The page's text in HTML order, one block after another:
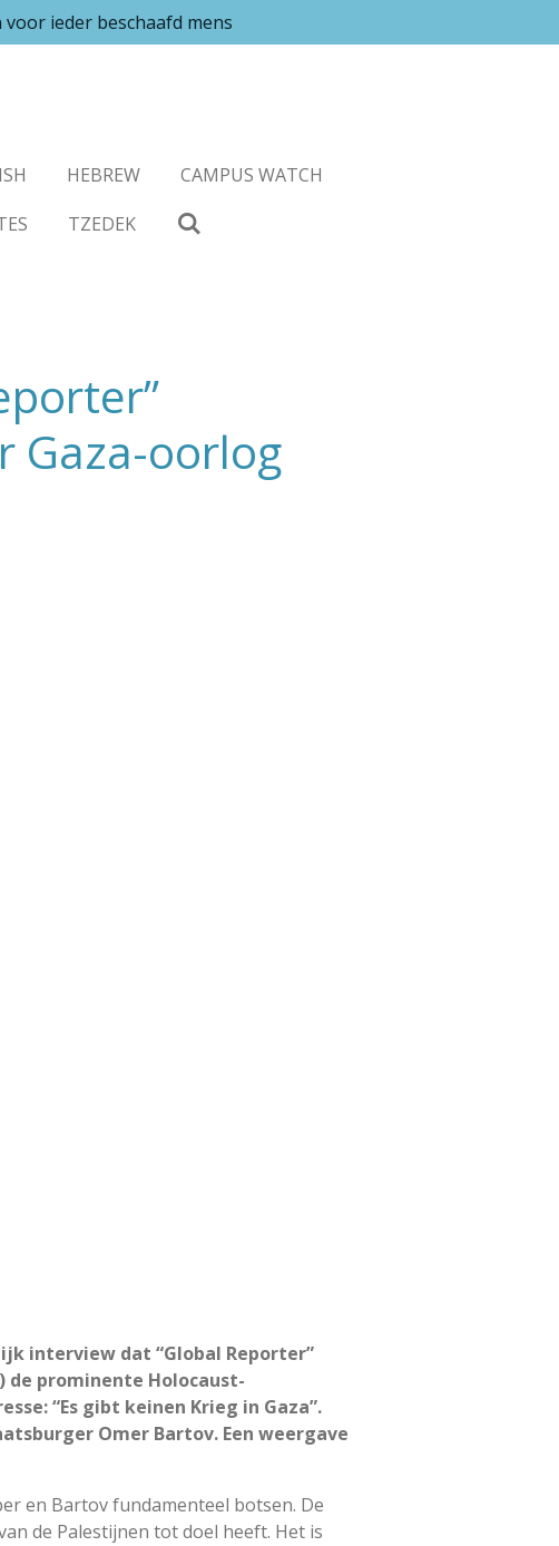
ieder beschaafd mens
HEBREW
CAMPUS WATCH
TZEDEK
Gaza-oorlog
interview dat “Global Reporter”
de prominente Holocaust-
“Es gibt keinen Krieg in Gaza”.
Omer Bartov. Een weergave
en Bartov fundamenteel botsen. De
de Palestijnen tot doel heeft. Het is